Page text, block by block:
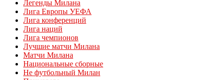
Легенды Милана
Лига Европы УЕФА
Лига конференций
Лига наций
Лига чемпионов
Лучшие матчи Милана
Матчи Милана
Национальные сборные
Не футбольный Милан